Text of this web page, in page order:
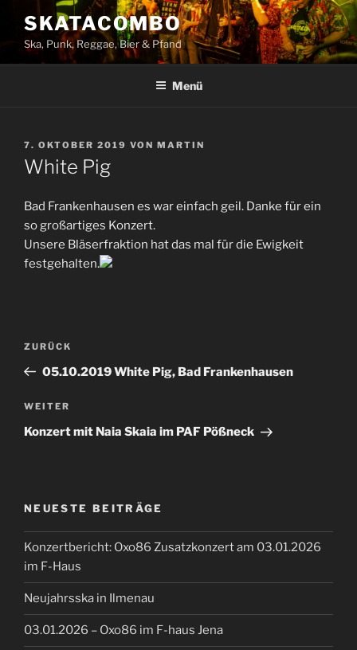
Inhalt
springen
SKATACOMBO
Ska, Punk, Reggae, Bier & Pfand
Menü
VERÖFFENTLICHT
AM
7. OKTOBER 2019 VON MARTIN
White Pig
Bad Frankenhausen es war einfach geil. Danke für ein
so großartiges Konzert.
Unsere Bläserfraktion hat das mal für die Ewigkeit
festgehalten.
Beitragsnavigation
Vorheriger
Beitrag
ZURÜCK
05.10.2019 White Pig, Bad Frankenhausen
Nächster
Beitrag
WEITER
Konzert mit Naia Skaia im PAF Pößneck
NEUESTE BEITRÄGE
Konzertbericht: Oxo86 Zusatzkonzert am 03.01.2026
im F-Haus
Neujahrsska in Ilmenau
03.01.2026 – Oxo86 im F-haus Jena